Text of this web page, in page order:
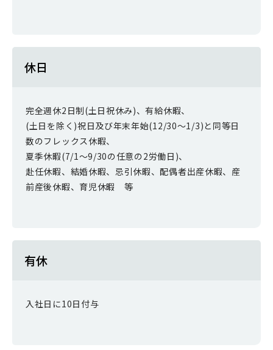
休日
完全週休2日制(土日祝休み)、有給休暇、
(土日を除く)祝日及び年末年始(12/30～1/3)と同等日
数のフレックス休暇、
夏季休暇(7/1～9/30の任意の2労働日)、
赴任休暇、結婚休暇、忌引休暇、配偶者出産休暇、産
前産後休暇、育児休暇 等
有休
入社日に10日付与